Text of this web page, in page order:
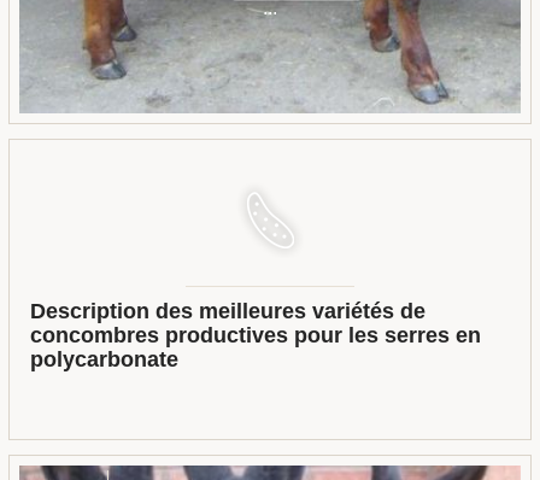
...
Description des meilleures variétés de
concombres productives pour les serres en
polycarbonate